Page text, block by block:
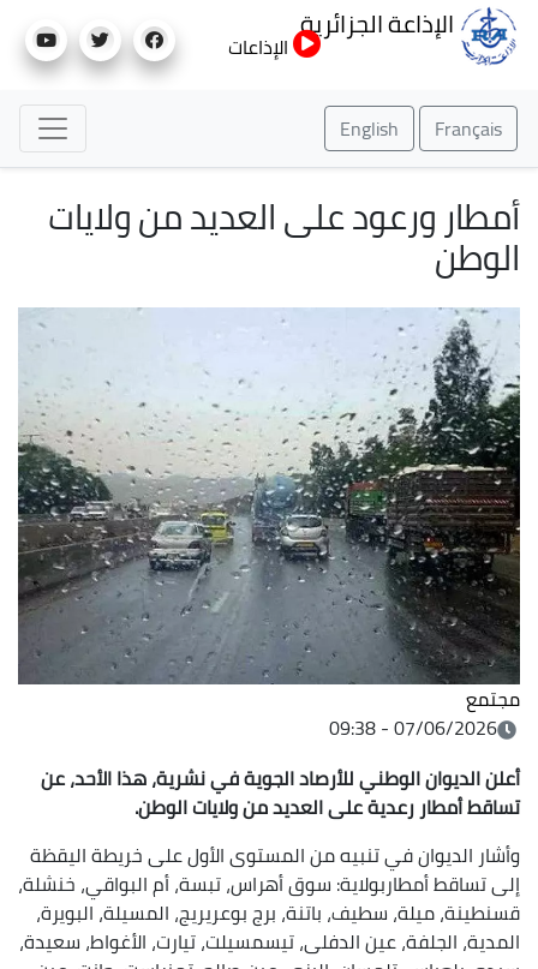
إلى
الإذاعة الجزائرية
الإذاعات
Français
English
أمطار ورعود على العديد من ولايات
الوطن
مجتمع
07/06/2026 - 09:38
أعلن الديوان الوطني للأرصاد الجوية في نشرية، هذا الأحد، عن
تساقط أمطار رعدية على العديد من ولايات الوطن.
وأشار الديوان في تنبيه من المستوى الأول على خريطة اليقظة
إلى تساقط أمطاربولاية: سوق أهراس، تبسة، أم البواقي، خنشلة،
قسنطينة، ميلة، سطيف، باتنة، برج بوعريريج، المسيلة، البويرة،
المدية، الجلفة، عين الدفلى، تيسمسيلت، تيارت، الأغواط، سعيدة،